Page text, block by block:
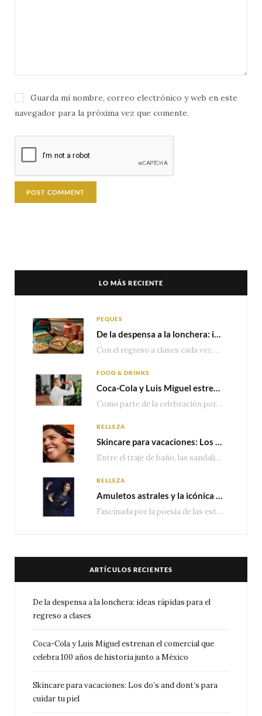
Guarda mi nombre, correo electrónico y web en este
navegador para la próxima vez que comente.
LO MÁS RECIENTE
PEQUES
De la despensa a la lonchera: ideas rápidas para el regreso a clases
Con el regreso a clases cada vez más cerca, las familias comienzan a reorganizar horarios,…
FOOD & DRINKS
Coca-Cola y Luis Miguel estrenan el comercial que celebra 100 años de historia junto a México
Como parte de la celebración por sus primeros 100 años enMéxico, Coca-Cola presenta hoy el…
BELLEZA
Skincare para vacaciones: Los do’s and dont’s para cuidar tu piel
Entre el traje de baño, las sandalias, los lentes de sol y los looks que…
BELLEZA
Amuletos astrales y la icónica colección Zodiaque de Van Cleef & Arpels
Fascinada por la poesía de las estrellas, la Maison Van Cleef & Arpels celebra la llegada de las…
ARTÍCULOS RECIENTES
De la despensa a la lonchera: ideas rápidas para el
regreso a clases
Coca-Cola y Luis Miguel estrenan el comercial que
celebra 100 años de historia junto a México
Skincare para vacaciones: Los do’s and dont’s para
cuidar tu piel